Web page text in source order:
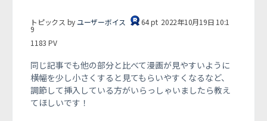
トピックス by ユーザーボイス 64pt 2022年10月19日 10:1
9
1183 PV
同じ記事でも他の部分と比べて漫画が見やすいように
横幅を少し小さくすると見てもらいやすくなるなど、
調節して挿入している方がいらっしゃいましたら教え
てほしいです！